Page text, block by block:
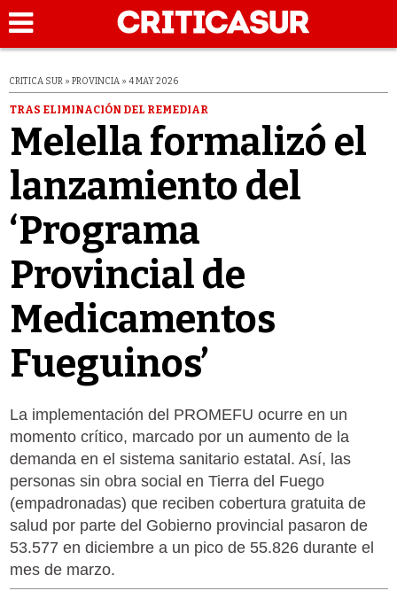
CRITICA SUR » PROVINCIA » 4 MAY 2026
TRAS ELIMINACIÓN DEL REMEDIAR
Melella formalizó el
lanzamiento del
‘Programa
Provincial de
Medicamentos
Fueguinos’
La implementación del PROMEFU ocurre en un
momento crítico, marcado por un aumento de la
demanda en el sistema sanitario estatal. Así, las
personas sin obra social en Tierra del Fuego
(empadronadas) que reciben cobertura gratuita de
salud por parte del Gobierno provincial pasaron de
53.577 en diciembre a un pico de 55.826 durante el
mes de marzo.